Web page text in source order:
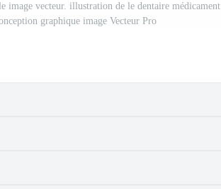
image vecteur. illustration de le dentaire médicament
graphique image Vecteur Pro